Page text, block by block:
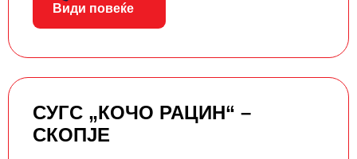
Види повеќе
СУГС „КОЧО РАЦИН“ –
СКОПЈЕ